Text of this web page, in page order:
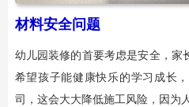
材料安全问题
幼儿园装修的首要考虑是安全，家
希望孩子能健康快乐的学习成长
司，这会大大降低施工风险，因为